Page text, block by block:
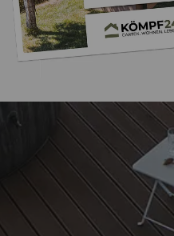
Trusted Shops
4,85/ 5